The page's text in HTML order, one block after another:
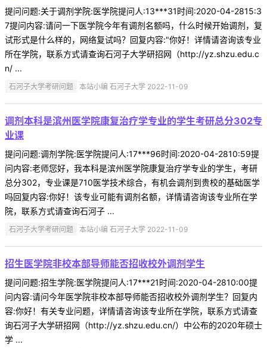
提问问题:关于调剂学院:医学院提问人:13***31时间:2020-04-2815:3
7提问内容:请问一下医学院今年有调剂名额吗，什么时候开始调剂，复
试形式是什么样的，网络复试吗？回复内容:"你好！详情请咨询该专业
所在学院，联系方式请查询石河子大学研招网（http://yz.shzu.edu.c
n/ ...
石河子大学考研问题 本站小编 石河子大学 2022-11-09
调剂本科是滨州医学院康复治疗学专业的学生考研总分302专
业课
提问问题:调剂学院:医学院提问人:17***96时间:2020-04-2810:59提
问内容:老师您好，我本科是滨州医学院康复治疗学专业的学生，考研
总分302，专业课是710医学技术综合，有机会调剂到贵校的基础医学
吗回复内容:你好！该专业可能有调剂名额，详情请咨询该专业所在学
院，联系方式请查询石河子 ...
石河子大学考研问题 本站小编 石河子大学 2022-11-09
招生医学院非校本部导师能否招收校外调剂学生
提问问题:招生学院:医学院提问人:17***21时间:2020-04-2810:00提
问内容:请问今年医学院非校本部导师能否招收校外调剂学生？回复内
容:你好！有关专业问题，详情请咨询该专业所在学院，联系方式请查
询石河子大学研招网（http://yz.shzu.edu.cn/）中公布的2020年硕士
学 ...